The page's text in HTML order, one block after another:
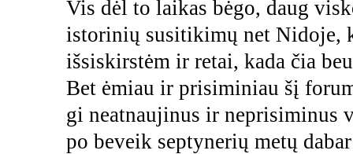
Vis dėl to laikas bėgo, daug
istorinių susitikimų net Nidoje,
išsiskirstėm ir retai, kada čia
Bet ėmiau ir prisiminiau šį
gi neatnaujinus ir neprisiminus
po beveik septynerių metų